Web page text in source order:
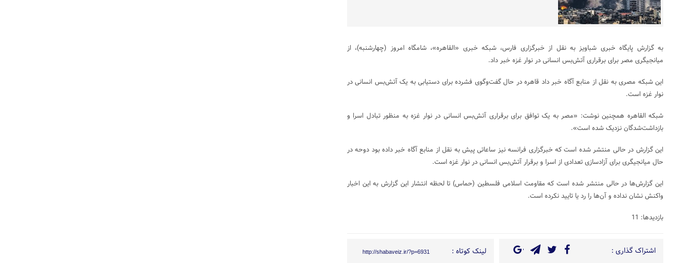
به گزارش پایگاه خبری شباویز به نقل از خبرگزاری فارس، شبکه خبری «القاهره»، شامگاه امروز (چهارشنبه)، از
میانجیگری مصر برای برقراری آتش‌بس انسانی در نوار غزه خبر داد.
این شبکه مصری به نقل از منابع آگاه خبر داد قاهره در حال گفت‌و‌گوی فشرده برای دستیابی به یک آتش‌بس انسانی در
نوار غزه است.
شبکه القاهره همچنین نوشت: «مصر به یک توافق برای برقراری آتش‌بس انسانی در نوار غزه به منظور تبادل اسرا و
بازداشت‌شدگان نزدیک شده است».
این گزارش در حالی منتشر شده است که خبرگزاری فرانسه نیز ساعاتی پیش به نقل از منابع آگاه خبر داده بود دوحه در
حال میانجیگری برای آزادسازی تعدادی از اسرا و برقرار آتش‌بس انسانی در نوار غزه است.
این گزارش‌ها در حالی منتشر شده‌ است که مقاومت اسلامی فلسطین (حماس) تا لحظه انتشار این گزارش به این اخبار
واکنش نشان نداده‌ و آن‌ها را رد یا تایید نکرده است.
بازدیدها: 11
اشتراک گذاری : لینک کوتاه : http://shabaveiz.ir/?p=6931